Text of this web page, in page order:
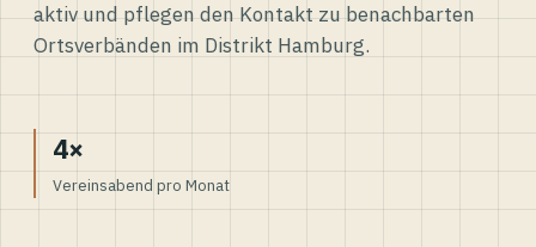
aktiv und pflegen den Kontakt zu benachbarten
Ortsverbänden im Distrikt Hamburg.
4×
Vereinsabend pro Monat